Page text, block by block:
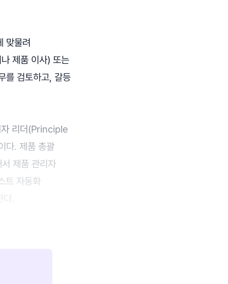
맞물려
제품 이사) 또는
를 검토하고, 갈등
자 리더(Principle
다. 제품 총괄
제품 관리자
트 자동화
.